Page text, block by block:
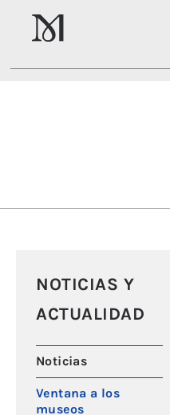
NOTICIAS Y
ACTUALIDAD
Noticias
Ventana a los
museos